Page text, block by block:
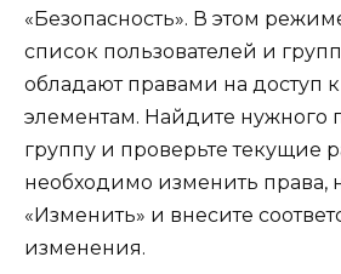
«Безопасность». В этом
список пользователей и
обладают правами на доступ
элементам. Найдите нужного
группу и проверьте текущие
необходимо изменить права,
«Изменить» и внесите
изменения.